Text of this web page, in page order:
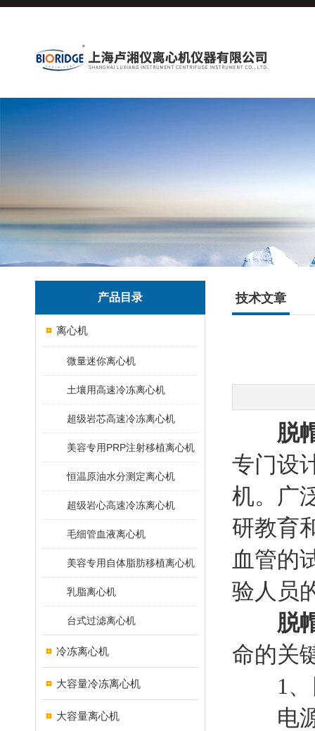
产品目录
离心机
微量迷你离心机
土壤用高速冷冻离心机
超级岩芯高速冷冻离心机
美容专用PRP注射移植离心机
恒温原油水分测定离心机
超级岩心高速冷冻离心机
毛细管血液离心机
美容专用自体脂肪移植离心机
乳脂离心机
台式过滤离心机
冷冻离心机
大容量冷冻离心机
大容量离心机
技术文章
脱
专门设
机。广
研教育
血管的
验人员
脱
命的关
1、
电源